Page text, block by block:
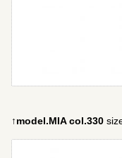
↑model.MIA col.330